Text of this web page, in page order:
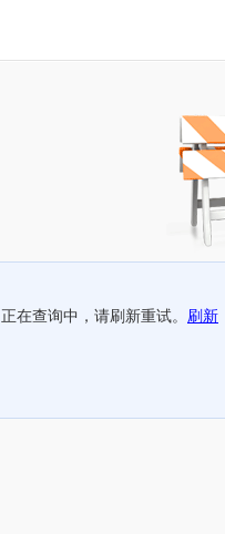
正在查询中，请刷新重试。 刷新